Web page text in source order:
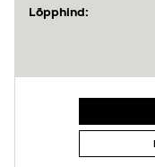
Lõpphind: